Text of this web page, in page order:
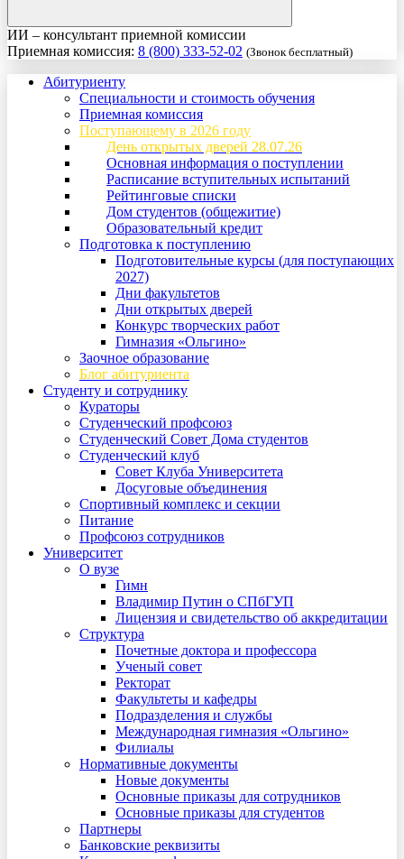
ИИ – консультант приемной комиссии
Приемная комиссия: 8 (800) 333-52-02 (Звонок бесплатный)
Абитуриенту
Специальности и стоимость обучения
Приемная комиссия
Поступающему в 2026 году
День открытых дверей 28.07.26
Основная информация о поступлении
Расписание вступительных испытаний
Рейтинговые списки
Дом студентов (общежитие)
Образовательный кредит
Подготовка к поступлению
Подготовительные курсы (для поступающих
2027)
Дни факультетов
Дни открытых дверей
Конкурс творческих работ
Гимназия «Ольгино»
Заочное образование
Блог абитуриента
Студенту и сотруднику
Кураторы
Студенческий профсоюз
Студенческий Совет Дома студентов
Студенческий клуб
Совет Клуба Университета
Досуговые объединения
Спортивный комплекс и секции
Питание
Профсоюз сотрудников
Университет
О вузе
Гимн
Владимир Путин о СПбГУП
Лицензия и свидетельство об аккредитации
Структура
Почетные доктора и профессора
Ученый совет
Ректорат
Факультеты и кафедры
Подразделения и службы
Международная гимназия «Ольгино»
Филиалы
Нормативные документы
Новые документы
Основные приказы для сотрудников
Основные приказы для студентов
Партнеры
Банковские реквизиты